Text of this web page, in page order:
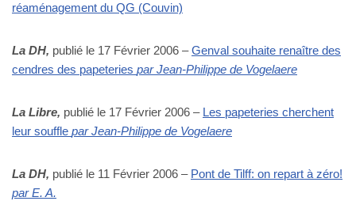
réaménagement du QG (Couvin)
La DH, publié le 17 Février 2006 –Genval souhaite renaître des
cendres des papeteries par Jean-Philippe de Vogelaere
La Libre, publié le 17 Février 2006 – Les papeteries cherchent
leur souffle par Jean-Philippe de Vogelaere
La DH, publié le 11 Février 2006 – Pont de Tilff: on repart à zéro!
par E. A.